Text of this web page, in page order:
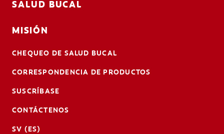
SALUD BUCAL
MISIÓN
CHEQUEO DE SALUD BUCAL
CORRESPONDENCIA DE PRODUCTOS
SUSCRÍBASE
CONTÁCTENOS
SV (ES)